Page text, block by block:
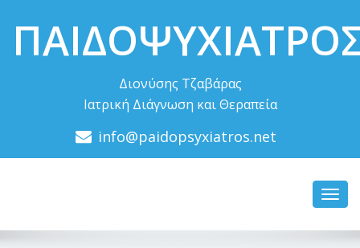
Διονύσης Τζαβάρας
Ιατρική Διάγνωση και Θεραπεία
info@paidopsyxiatros.net